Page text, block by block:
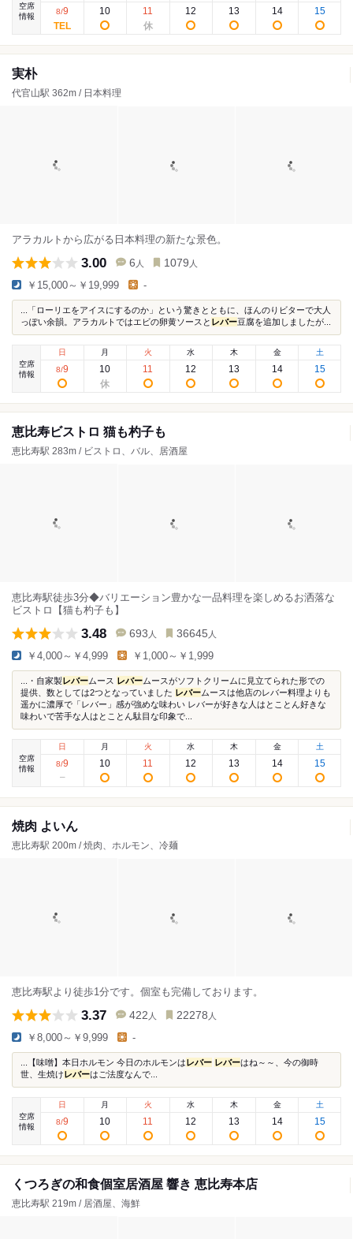
空席
情報
8/9 10 11 12 13 14 15
実朴
代官山駅 362m / 日本料理
アラカルトから広がる日本料理の新たな景色。
3.00 6 人 1079 人
￥15,000～￥19,999 -
...「ローリエをアイスにするのか」という驚きとともに、ほんのりビターで大人
っぽい余韻。アラカルトではエビの卵黄ソースと レバー豆腐を追加しましたが...
空席
情報
日
8/9
月
10
火
11
水
12
木
13
金
14
土
15
恵比寿ビストロ 猫も杓子も
恵比寿駅 283m / ビストロ、バル、居酒屋
恵比寿駅徒歩3分◆バリエーション豊かな一品料理を楽しめるお洒落な
ビストロ【猫も杓子も】
3.48 693 人 36645 人
￥4,000～￥4,999 ￥1,000～￥1,999
...・自家製 レバームース レバームースがソフトクリームに見立てられた形での
提供、数としては2つとなっていました レバームースは他店のレバー料理よりも
遥かに濃厚で「レバー」感が強めな味わい レバーが好きな人はとことん好きな
味わいで苦手な人はとことん駄目な印象で...
空席
情報
日
8/9
月
10
火
11
水
12
木
13
金
14
土
15
焼肉 よいん
恵比寿駅 200m / 焼肉、ホルモン、冷麺
恵比寿駅より徒歩1分です。個室も完備しております。
3.37 422 人 22278 人
￥8,000～￥9,999 -
...【味噌】本日ホルモン 今日のホルモンは レバー レバーはね～～、今の御時
世、生焼け レバーはご法度なんで...
空席
情報
日
8/9
月
10
火
11
水
12
木
13
金
14
土
15
くつろぎの和食個室居酒屋 響き 恵比寿本店
恵比寿駅 219m / 居酒屋、海鮮